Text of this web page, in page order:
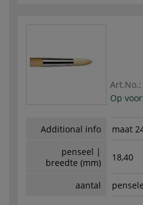
Art.No.:
Op
Additional info
maat
penseel |
breedte (mm)
18,40
aantal